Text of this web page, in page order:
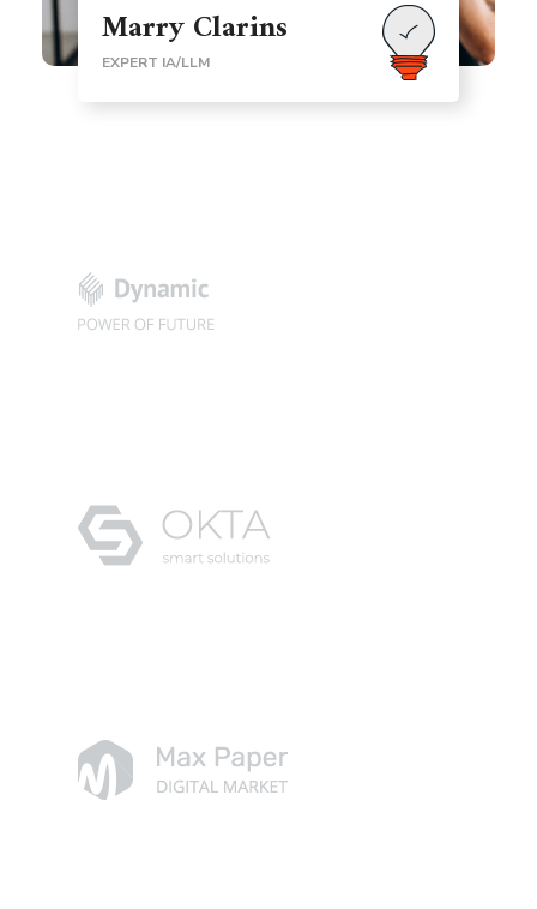
Marry Clarins
EXPERT IA/LLM